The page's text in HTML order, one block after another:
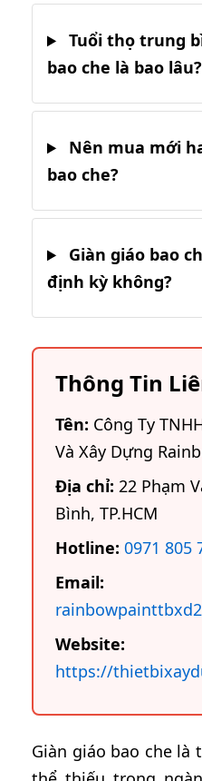
Tuổi thọ trung
bao che là bao lâu?
Nên mua mới
bao che?
Giàn giáo bao
định kỳ không?
Thông Tin
Tên: Công Ty
Và Xây Dựng
Địa chỉ: 22 Phạm
Bình, TP.HCM
Hotline: 0971 805
Email:
Website:
https://
Giàn giáo bao che